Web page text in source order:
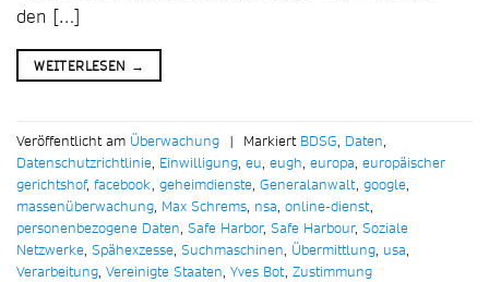
den […]
WEITERLESEN →
Veröffentlicht am Überwachung | Markiert BDSG, Daten,
Datenschutzrichtlinie, Einwilligung, eu, eugh, europa, europäischer
gerichtshof, facebook, geheimdienste, Generalanwalt, google,
massenüberwachung, Max Schrems, nsa, online-dienst,
personenbezogene Daten, Safe Harbor, Safe Harbour, Soziale
Netzwerke, Spähexzesse, Suchmaschinen, Übermittlung, usa,
Verarbeitung, Vereinigte Staaten, Yves Bot, Zustimmung